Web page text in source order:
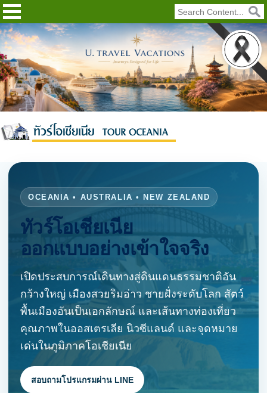
OCEANIA • AUSTRALIA • NEW ZEALAND
ทัวร์โอเชียเนีย
ออกแบบอย่างเข้าใจจริง
เปิดประสบการณ์เดินทางสู่ดินแดนธรรมชาติอัน
กว้างใหญ่ เมืองสวยริมอ่าว ชายฝั่งระดับโลก สัตว์
พื้นเมืองอันเป็นเอกลักษณ์ และเส้นทางท่องเที่ยว
คุณภาพในออสเตรเลีย นิวซีแลนด์ และจุดหมาย
เด่นในภูมิภาคโอเชียเนีย
สอบถามโปรแกรมผ่าน LINE